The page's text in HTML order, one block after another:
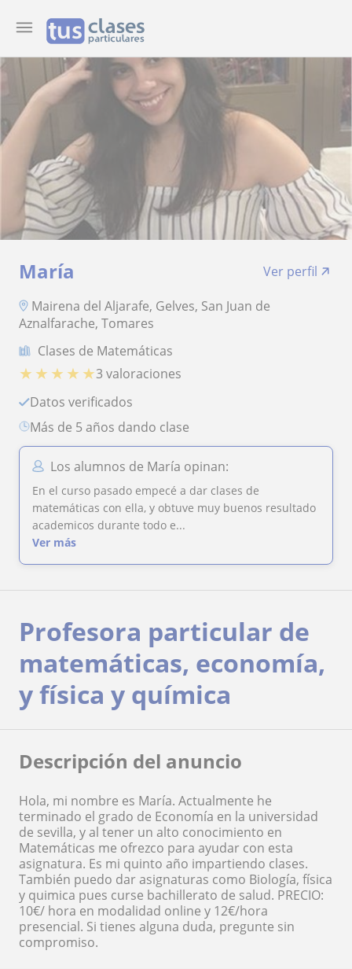
María
Ver perfil
Mairena del Aljarafe, Gelves, San Juan de
Aznalfarache, Tomares
Clases de Matemáticas
★ ★ ★ ★ ★3 valoraciones
Datos verificados
más de 5 años dando clase
Los alumnos de María opinan:
En el curso pasado empecé a dar clases de
matemáticas con ella, y obtuve muy buenos resultado
academicos durante todo e...
Ver más
Profesora particular de
matemáticas, economía,
y física y química
Descripción del anuncio
Hola, mi nombre es María. Actualmente he
terminado el grado de Economía en la universidad
de sevilla, y al tener un alto conocimiento en
Matemáticas me ofrezco para ayudar con esta
asignatura. Es mi quinto año impartiendo clases.
También puedo dar asignaturas como Biología, física
y quimica pues curse bachillerato de salud. PRECIO:
10€/ hora en modalidad online y 12€/hora
presencial. Si tienes alguna duda, pregunte sin
compromiso.